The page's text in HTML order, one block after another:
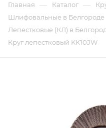
Главная — Каталог —
Шлифовальные в Белгороде
Лепестковые (КЛ) в
Круг лепестковый KK10JW